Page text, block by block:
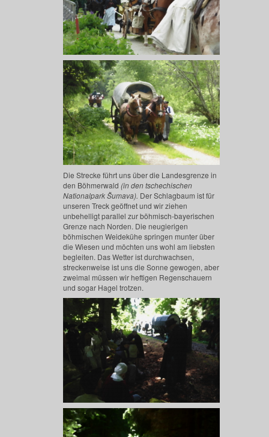
Die Strecke führt uns über die Landesgrenze in
den Böhmerwald (in den tschechischen
NationalparkŠumava). Der Schlagbaum ist für
unseren Treck geöffnetund wir ziehen
unbehelligtparallel zur böhmisch-bayerischen
Grenze nach Norden. Die neugierigen
böhmischen Weidekühe springen munter über
die Wiesen und möchten uns wohl am liebsten
begleiten. Das Wetter ist durchwachsen,
streckenweise ist uns die Sonne gewogen, aber
zweimal müssen wir heftigen Regenschauern
und sogar Hagel trotzen.